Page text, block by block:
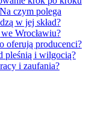
czym polega
w jej skład?
Wrocławiu?
oferują producenci?
pleśnią i wilgocią?
i zaufania?